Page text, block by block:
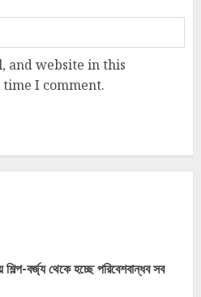
and website in this
I comment.
শিল্প-বর্জ্য থেকে হচ্ছে পরিবেশবান্ধব সব